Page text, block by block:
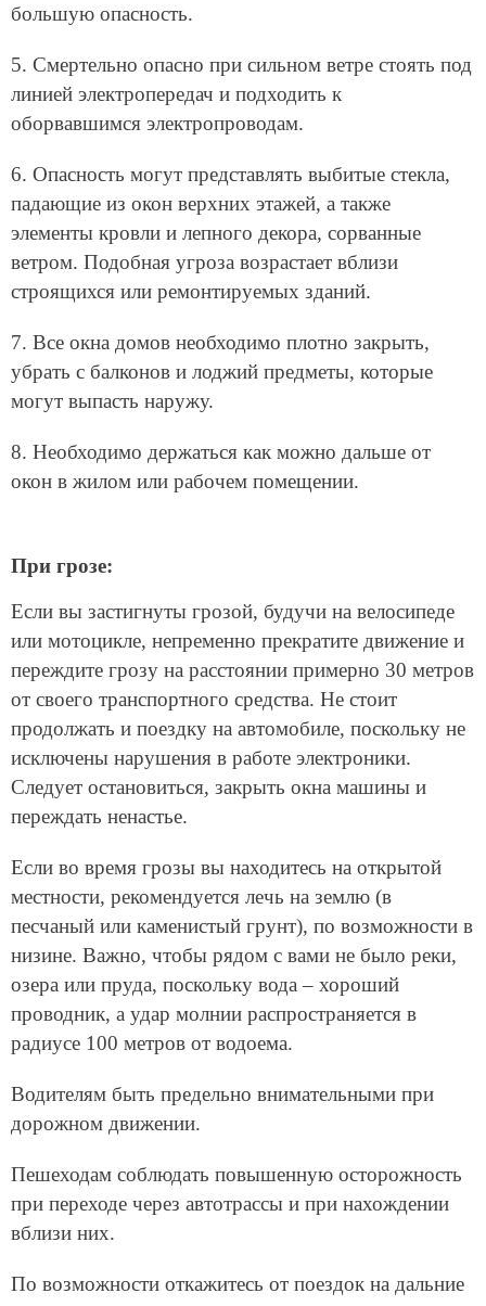
большую опасность.
5. Смертельно опасно при сильном ветре стоять под
линией электропередач и подходить к
оборвавшимся электропроводам.
6. Опасность могут представлять выбитые стекла,
падающие из окон верхних этажей, а также
элементы кровли и лепного декора, сорванные
ветром. Подобная угроза возрастает вблизи
строящихся или ремонтируемых зданий.
7. Все окна домов необходимо плотно закрыть,
убрать с балконов и лоджий предметы, которые
могут выпасть наружу.
8. Необходимо держаться как можно дальше от
окон в жилом или рабочем помещении.
При грозе:
Если вы застигнуты грозой, будучи на велосипеде
или мотоцикле, непременно прекратите движение и
переждите грозу на расстоянии примерно 30 метров
от своего транспортного средства. Не стоит
продолжать и поездку на автомобиле, поскольку не
исключены нарушения в работе электроники.
Следует остановиться, закрыть окна машины и
переждать ненастье.
Если во время грозы вы находитесь на открытой
местности, рекомендуется лечь на землю (в
песчаный или каменистый грунт), по возможности в
низине. Важно, чтобы рядом с вами не было реки,
озера или пруда, поскольку вода – хороший
проводник, а удар молнии распространяется в
радиусе 100 метров от водоема.
Водителям быть предельно внимательными при
дорожном движении.
Пешеходам соблюдать повышенную осторожность
при переходе через автотрассы и при нахождении
вблизи них.
По возможности откажитесь от поездок на дальние